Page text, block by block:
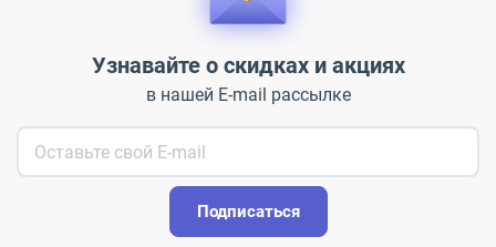
Узнавайте о скидках и акциях
в нашей E-mail рассылке
Подписаться